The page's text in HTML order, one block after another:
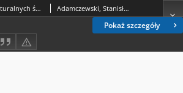
Pokaż szczegóły
Motyle minujące na tle naturalnych środowisk Białowieskiego Parku Narodowego Adamczewski, Stanisław (1883-1952)